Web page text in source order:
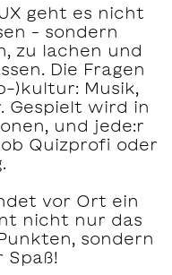
geht es nicht
– sondern
zu lachen und
Die Fragen
)kultur: Musik,
Gespielt wird in
und jede:r
Quizprofi oder
vor Ort ein
nicht nur das
sondern
Spaß!